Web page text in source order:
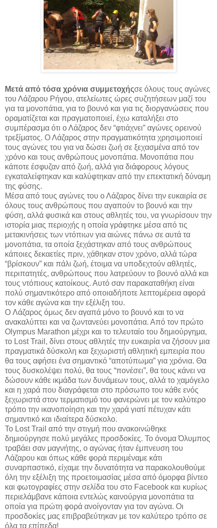
Μετά από τόσα χρόνια συμμετοχήςσε όλους τους αγώνες
του Λάζαρου Ρήγου, ατελείωτες ώρες συζητήσεων μαζί του
για τα μονοπάτια, για το βουνό και για τις διοργανώσεις που
οραματίζεται και πραγματοποιεί, έχω καταλήξει στο
συμπέρασμα ότι ο Λάζαρος δεν “φτιάχνει” αγώνες ορεινού
τρεξίματος. Ο Λάζαρος στην πραγματικότητα χρησιμοποιεί
τους αγώνες του για να δώσει ζωή σε ξεχασμένα από τον
χρόνο και τους ανθρώπους μονοπάτια. Μονοπάτια που
κάποτε έσφυζαν από ζωή, αλλά για διάφορους λόγους
εγκαταλείφτηκαν και καλύφτηκαν από την επεκτατική δύναμη
της φύσης.
Μέσα από τους αγώνες του ο Λάζαρος δίνει την ευκαιρία σε
όλους τους ανθρώπους που αγαπούν το βουνό και την
φύση, αλλά φυσικά και στους αθλητές του, να γνωρίσουν την
ιστορία μιας περιοχής η οποία γράφτηκε μέσα από τις
μετακινήσεις των ντόπιων για αιώνες πάνω σε αυτά τα
μονοπάτια, τα οποία ξεχάστηκαν από τους ανθρώπους
κάποιες δεκαετίες πριν, χάθηκαν στον χρόνο, αλλά τώρα
“βρίσκουν” και πάλι ζωή, έτοιμα να υποδεχτούν αθλητές,
περιπατητές, ανθρώπους που λατρεύουν το βουνό αλλά και
τους ντόπιους κατοίκους. Αυτό σαν παρακαταθήκη είναι
πολύ σημαντικότερο από οποιαδήποτε λεπτομέρεια αφορά
τον κάθε αγώνα και την εξέλιξη του.
O Λάζαρος όμως δεν αγαπά μόνο το βουνό και το να
ανακαλύπτει και να ζωντανεύει μονοπάτια. Από τον πρώτο
Olympus Marathon μέχρι και το τελευταίο του δημιούργημα,
το Lost Trail, δίνει στους αθλητές την ευκαιρία να ζήσουν μια
πραγματικά δύσκολη και ξεχωριστή αθλητική εμπειρία που
θα τους αφήσει ένα σημαντικό “αποτύπωμα” για χρόνια. Θα
τους δυσκολέψει πολύ, θα τους “πονέσει”, θα τους κάνει να
δώσουν κάθε ικμάδα των δυνάμεων τους, αλλά το χαμόγελο
και η χαρά που διαγράφεται στο πρόσωπο του κάθε ενός
ξεχωριστά στον τερματισμό του φανερώνει με τον καλύτερο
τρόπο την ικανοποίηση και την χαρά γιατί πέτυχαν κάτι
σημαντικό και ιδιαίτερα δύσκολο.
Το Lost Trail από την στιγμή που ανακοινώθηκε
δημιούργησε πολύ μεγάλες προσδοκίες. Το όνομα Όλυμπος
τραβάει σαν μαγνήτης, ο αγώνας ήταν έμπνευση του
Λάζαρου και όπως κάθε φορά περιμέναμε κάτι
συναρπαστικό, είχαμε την δυνατότητα να παρακολουθούμε
όλη την εξέλιξη της προετοιμασίας μέσα από όμορφα βίντεο
και φωτογραφίες στην σελίδα του στο Facebook και κυρίως
περιελάμβανε κάποια εντελώς καινούργια μονοπάτια τα
οποία για πρώτη φορά ανοίγονταν για τον αγώνα. Οι
προσδοκίες μας επιβραβεύτηκαν με τον καλύτερο τρόπο σε
όλα τα επίπεδα!